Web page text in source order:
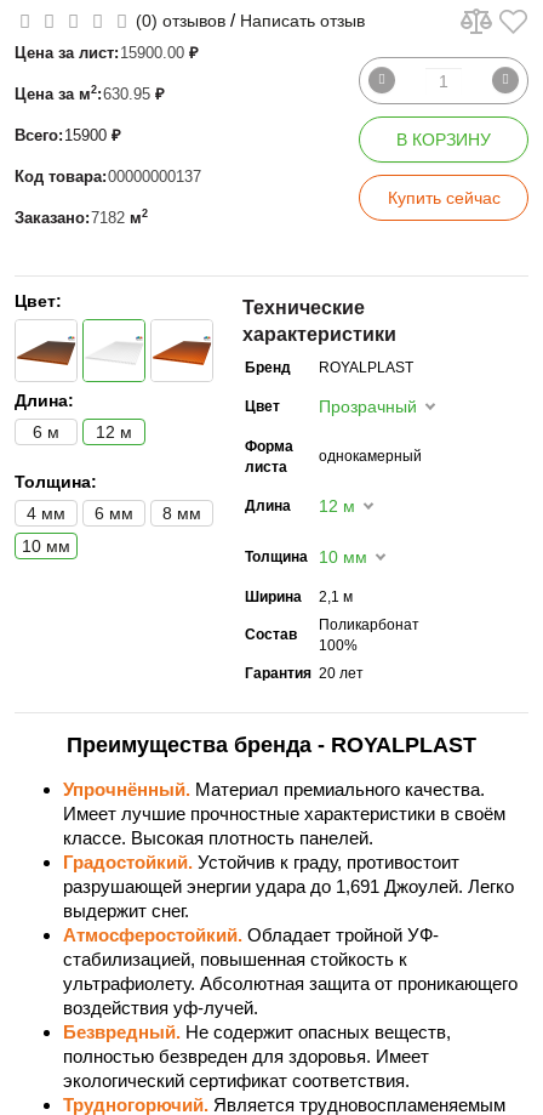
(0) отзывов / Написать отзыв
Цена за лист: 15900.00 ₽
Цена за м2:630.95 ₽
Всего: 15900 ₽
Код товара:00000000137
Заказано:7182 м2
В КОРЗИНУ
Купить сейчас
Цвет:
Длина:
6 м
12 м
Толщина:
4 мм
6 мм
8 мм
10 мм
Технические
характеристики
Бренд ROYALPLAST
Цвет Прозрачный
Форма
листа
однокамерный
Длина 12 м
Толщина 10 мм
Ширина 2,1 м
Состав
Поликарбонат
100%
Гарантия 20 лет
Преимущества бренда - ROYALPLAST
Упрочнённый. Материал премиального качества.
Имеет лучшие прочностные характеристики в своём
классе. Высокая плотность панелей.
Градостойкий. Устойчив к граду, противостоит
разрушающей энергии удара до 1,691 Джоулей. Легко
выдержит снег.
Атмосферостойкий. Обладает тройной УФ-
стабилизацией, повышенная стойкость к
ультрафиолету. Абсолютная защита от проникающего
воздействия уф-лучей.
Безвредный. Не содержит опасных веществ,
полностью безвреден для здоровья. Имеет
экологический сертификат соответствия.
Трудногорючий. Является трудновоспламеняемым